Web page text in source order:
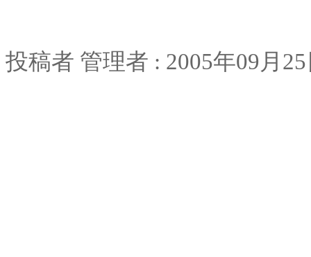
投稿者 管理者 : 2005年09 月 25